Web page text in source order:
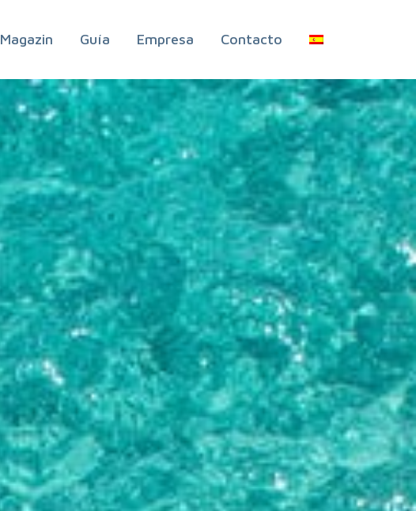
Magazin Guía Empresa Contacto